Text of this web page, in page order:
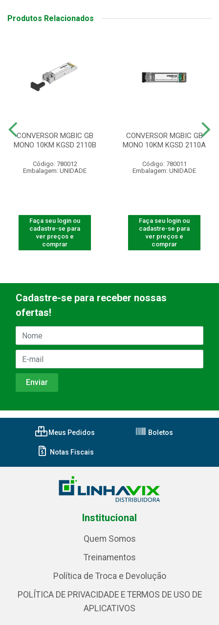
Produtos Relacionados
CONVERSOR MGBIC GB
MONO 10KM KGSD 2110B
Código: 780012
Embalagem: UNIDADE
Faça seu login ou
cadastre-se para
ver preços e
comprar
CONVERSOR MGBIC GB
MONO 10KM KGSD 2110A
Código: 780011
Embalagem: UNIDADE
Faça seu login ou
cadastre-se para
ver preços e
comprar
Cadastre-se para receber nossas
ofertas!
Meus Pedidos Boletos
Notas Fiscais
Institucional
Quem Somos
Treinamentos
Política de Troca e Devolução
POLÍTICA DE PRIVACIDADE E TERMOS DE USO DE
APLICATIVOS